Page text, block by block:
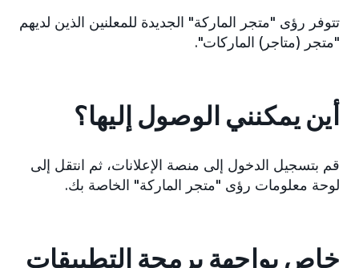
تتوفر رؤى "متجر الماركة" الجديدة للمعلنين الذين لديهم
"متجر (متاجر) الماركات".
أين يمكنني الوصول إليها؟
قم بتسجيل الدخول إلى منصة الإعلانات، ثم انتقل إلى
لوحة معلومات رؤى "متجر الماركة" الخاصة بك.
خاص بواجهة برمجة التطبيقات